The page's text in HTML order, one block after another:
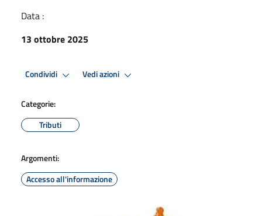
Data :
13 ottobre 2025
Condividi Vedi azioni
Categorie:
Tributi
Argomenti:
Accesso all'informazione